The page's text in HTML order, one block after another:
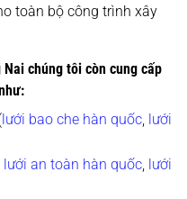
toàn bộ công trình xây
chúng tôi còn cung cấp
lưới bao che hàn quốc, lưới
lưới an toàn hàn quốc, lưới